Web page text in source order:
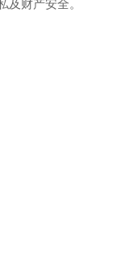
及财产安全。